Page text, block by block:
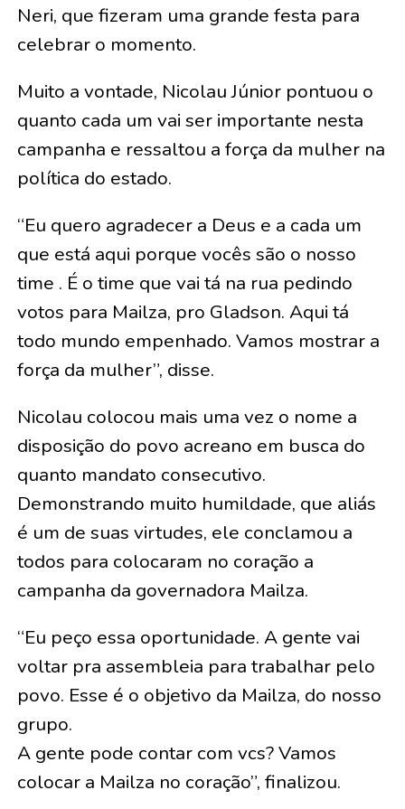
Neri, que fizeram uma grande festa para
celebrar o momento.
Muito a vontade, Nicolau Júnior pontuou o
quanto cada um vai ser importante nesta
campanha e ressaltou a força da mulher na
política do estado.
“Eu quero agradecer a Deus e a cada um
que está aqui porque vocês são o nosso
time . É o time que vai tá na rua pedindo
votos para Mailza, pro Gladson. Aqui tá
todo mundo empenhado. Vamos mostrar a
força da mulher”, disse.
Nicolau colocou mais uma vez o nome a
disposição do povo acreano em busca do
quanto mandato consecutivo.
Demonstrando muito humildade, que aliás
é um de suas virtudes, ele conclamou a
todos para colocaram no coração a
campanha da governadora Mailza.
“Eu peço essa oportunidade. A gente vai
voltar pra assembleia para trabalhar pelo
povo. Esse é o objetivo da Mailza, do nosso
grupo.
A gente pode contar com vcs? Vamos
colocar a Mailza no coração”, finalizou.